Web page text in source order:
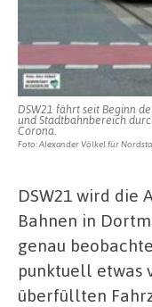
DSW21 fährt seit Beginn
und Stadtbahnbereich
Corona.
Foto: Alexander Völkel für
DSW21 wird die
Bahnen in
genau
punktuell etwas
überfüllten